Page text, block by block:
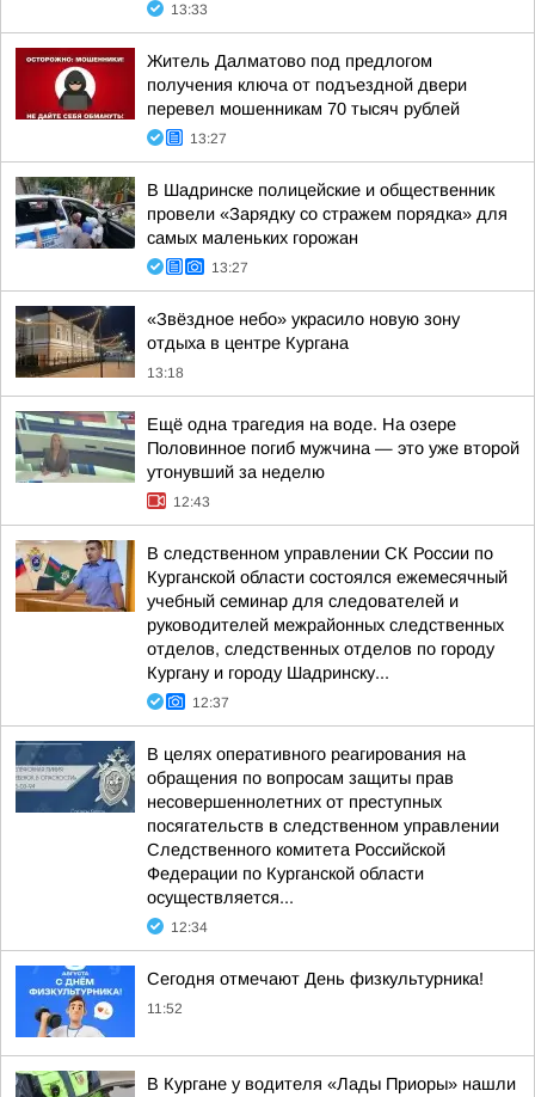
13:33
Житель Далматово под предлогом
получения ключа от подъездной двери
перевел мошенникам 70 тысяч рублей
13:27
В Шадринске полицейские и общественник
провели «Зарядку со стражем порядка» для
самых маленьких горожан
13:27
«Звёздное небо» украсило новую зону
отдыха в центре Кургана
13:18
Ещё одна трагедия на воде. На озере
Половинное погиб мужчина — это уже второй
утонувший за неделю
12:43
В следственном управлении СК России по
Курганской области состоялся ежемесячный
учебный семинар для следователей и
руководителей межрайонных следственных
отделов, следственных отделов по городу
Кургану и городу Шадринску...
12:37
В целях оперативного реагирования на
обращения по вопросам защиты прав
несовершеннолетних от преступных
посягательств в следственном управлении
Следственного комитета Российской
Федерации по Курганской области
осуществляется...
12:34
Сегодня отмечают День физкультурника!
11:52
В Кургане у водителя «Лады Приоры» нашли